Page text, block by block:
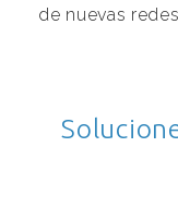
de nuevas